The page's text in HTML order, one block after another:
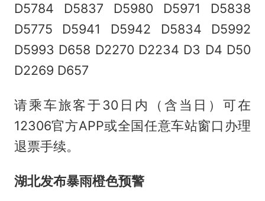
D5784 D5837 D5980 D5971 D5838
D5775 D5941 D5942 D5834 D5992
D5993 D658 D2270 D2234 D3 D4 D50
D2269 D657
请乘车旅客于30日内（含当日）可在
12306官方APP或全国任意车站窗口办理
退票手续。
湖北发布暴雨橙色预警